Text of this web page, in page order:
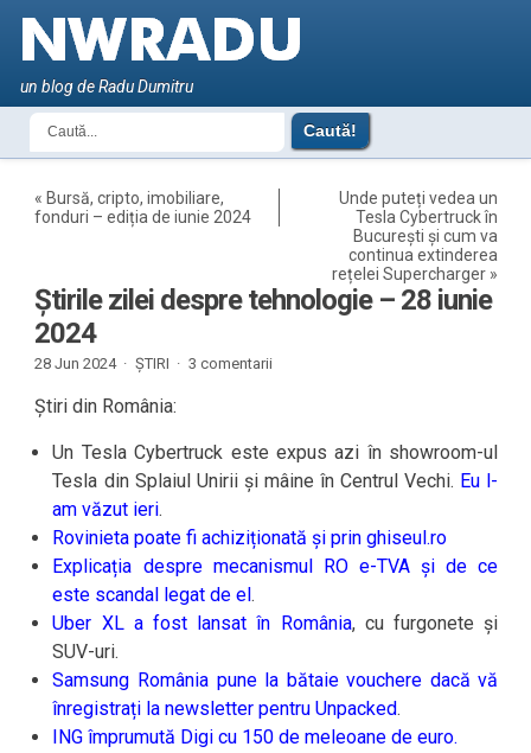
un blog de Radu Dumitru
« Bursă, cripto, imobiliare,
fonduri – ediția de iunie 2024
Unde puteți vedea un
Tesla Cybertruck în
București și cum va
continua extinderea
rețelei Supercharger »
Știrile zilei despre tehnologie – 28 iunie
2024
28 Jun 2024 · ȘTIRI · 3 comentarii
Știri din România:
Un Tesla Cybertruck este expus azi în showroom-ul
Tesla din Splaiul Unirii și mâine în Centrul Vechi. Eu l-
am văzut ieri.
Rovinieta poate fi achiziționată și prin ghiseul.ro
Explicația despre mecanismul RO e-TVA și de ce
este scandal legat de el.
Uber XL a fost lansat în România, cu furgonete și
SUV-uri.
Samsung România pune la bătaie vouchere dacă vă
înregistrați la newsletter pentru Unpacked.
ING împrumută Digi cu 150 de meleoane de euro.